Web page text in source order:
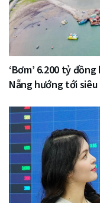
‘Bơm’ 6.200 tỷ
Nẵng hướng tới